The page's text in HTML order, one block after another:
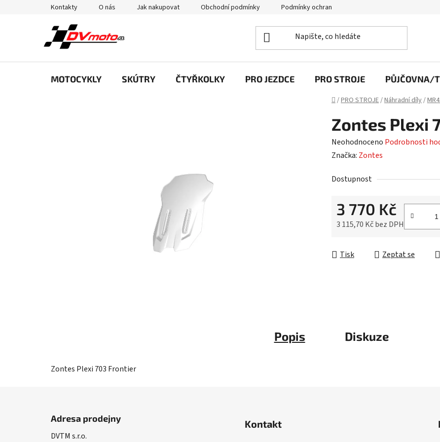
Kontakty O nás Jak nakupovat Obchodní podmínky Podmínky ochrany osobních údajů
MOTOCYKLY SKÚTRY ČTYŘKOLKY PRO JEZDCE PRO STROJE PŮJČOVNA/
Domů
/PRO STROJE/Náhradní díly/
Zontes Plexi
Průměrné
hodnocení
je
Neohodnoceno Podrobnosti
Značka: Zontes
Dostupnost
3 770 Kč
3 115,70 Kč bez DPH
Tisk Zeptat se
Popis Diskuze
Zontes Plexi 703 Frontier
Adresa prodejny
DVTM s.r.o.
Kontakt